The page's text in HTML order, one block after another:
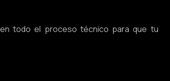
todo el proceso técnico para que tu